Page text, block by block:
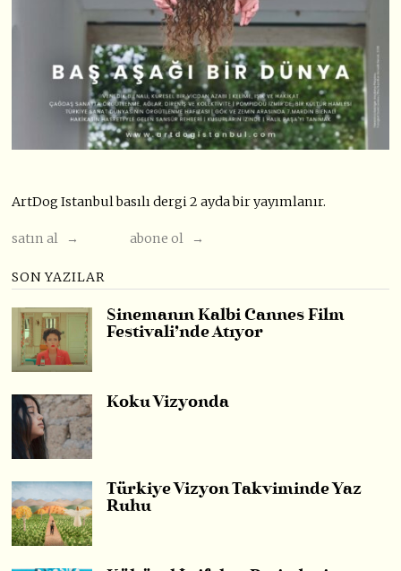
ArtDog Istanbul basılı dergi 2 ayda bir yayımlanır.
satın al → abone ol →
SON YAZILAR
Sinemanın Kalbi Cannes Film
Festivali’nde Atıyor
Koku Vizyonda
Türkiye Vizyon Takviminde Yaz
Ruhu